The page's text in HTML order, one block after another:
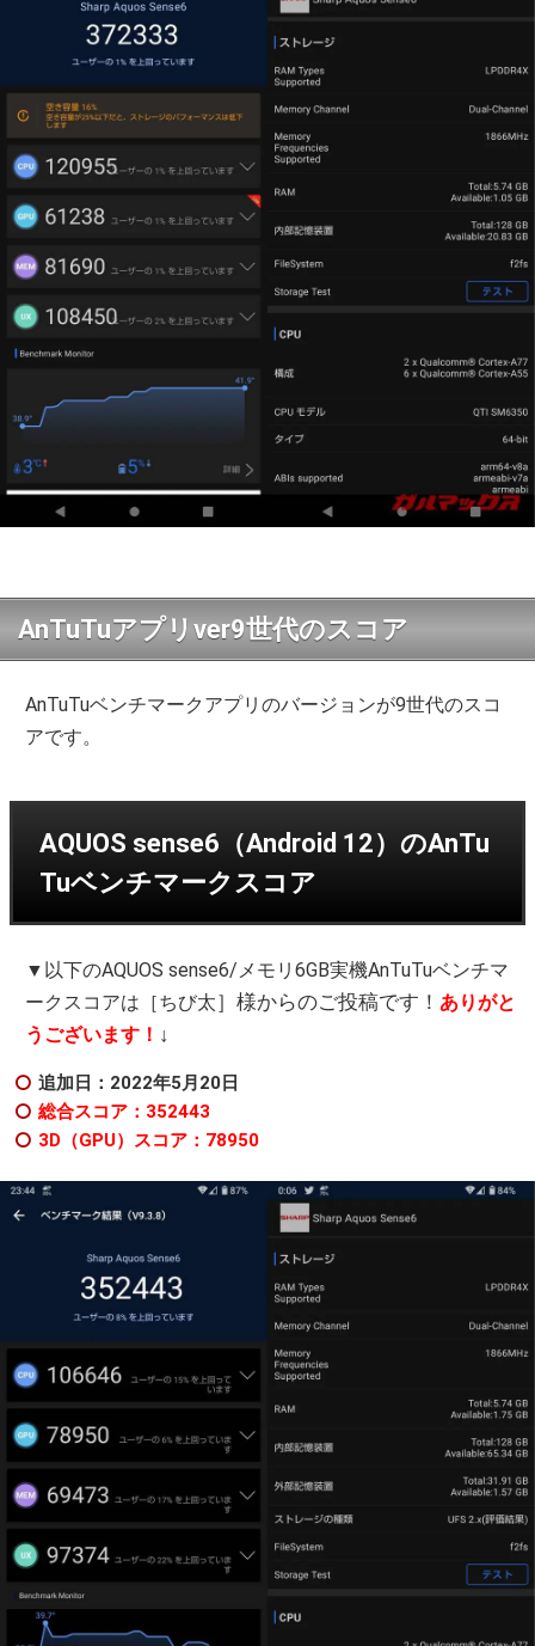
AnTuTuアプリver9世代のスコア
AnTuTuベンチマークアプリのバージョンが9世代のスコ
アです。
AQUOS sense6（Android 12）のAnTu
Tuベンチマークスコア
▼以下のAQUOS sense6/メモリ6GB実機AnTuTuベンチマ
ークスコアは［ちび太］様からのご投稿です！ ありがと
うございます！ ↓
追加日：2022年5月20日
総合スコア：352443
3D（GPU）スコア：78950